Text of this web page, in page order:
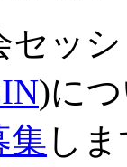
セッ
)に
集 し